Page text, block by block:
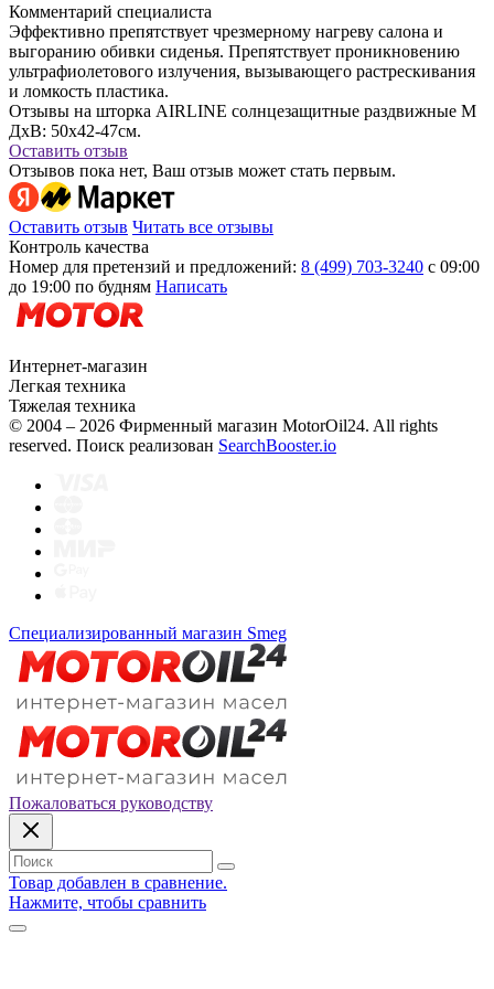
Комментарий специалиста
Эффективно препятствует чрезмерному нагреву салона и
выгоранию обивки сиденья. Препятствует проникновению
ультрафиолетового излучения, вызывающего растрескивания
и ломкость пластика.
Отзывы на шторка AIRLINE солнцезащитные раздвижные M
ДхВ: 50х42-47см.
Оставить отзыв
Отзывов пока нет, Ваш отзыв может стать первым.
Оставить отзыв Читать все отзывы
Контроль качества
Номер для претензий и предложений: 8 (499) 703-3240 с 09:00
до 19:00 по будням Написать
Интернет-магазин
Легкая техника
Тяжелая техника
© 2004 – 2026 Фирменный магазин MotorOil24. All rights
reserved. Поиск реализован SearchBooster.io
Специализированный магазин Smeg
Пожаловаться руководству
Товар добавлен в сравнение.
Нажмите, чтобы сравнить